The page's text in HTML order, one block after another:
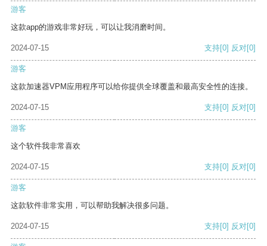
游客
这款app的游戏非常好玩，可以让我消磨时间。
2024-07-15 支持[0] 反对[0]
游客
这款加速器VPM应用程序可以给你提供全球覆盖和最高安全性的连接。
2024-07-15 支持[0] 反对[0]
游客
这个软件我非常喜欢
2024-07-15 支持[0] 反对[0]
游客
这款软件非常实用，可以帮助我解决很多问题。
2024-07-15 支持[0] 反对[0]